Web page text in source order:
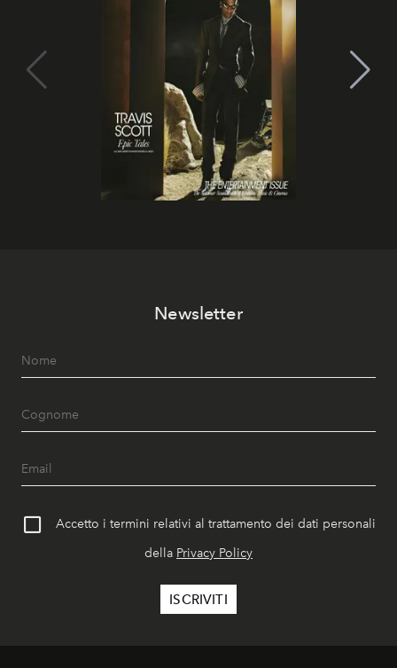
Newsletter
Accetto i termini relativi al trattamento dei dati personali
della Privacy Policy